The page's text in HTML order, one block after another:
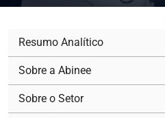
Resumo Analítico
Sobre a Abinee
Sobre o Setor